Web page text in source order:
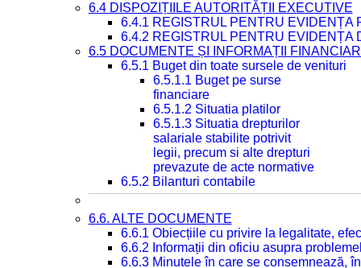
6.4 DISPOZIȚIILE AUTORITĂȚII EXECUTIVE
6.4.1 REGISTRUL PENTRU EVIDENȚA
6.4.2 REGISTRUL PENTRU EVIDENȚA
6.5 DOCUMENTE ȘI INFORMAȚII
6.5.1 Buget din toate sursele de venituri
6.5.1.1 Buget pe surse
financiare
6.5.1.2 Situatia platilor
6.5.1.3 Situatia drepturilor
salariale stabilite potrivit
legii, precum si alte drepturi
prevazute de acte normative
6.5.2 Bilanturi contabile
6.6. ALTE DOCUMENTE
6.6.1 Obiecțiile cu privire la legalitate,
6.6.2 Informații din oficiu asupra
6.6.3 Minutele în care se consemnează,